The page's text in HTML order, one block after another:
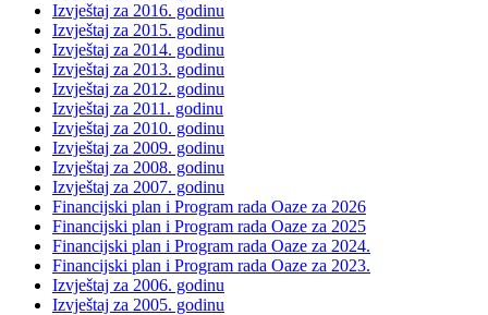
Izvještaj za 2016. godinu
Izvještaj za 2015. godinu
Izvještaj za 2014. godinu
Izvještaj za 2013. godinu
Izvještaj za 2012. godinu
Izvještaj za 2011. godinu
Izvještaj za 2010. godinu
Izvještaj za 2009. godinu
Izvještaj za 2008. godinu
Izvještaj za 2007. godinu
Financijski plan i Program rada Oaze za 2026
Financijski plan i Program rada Oaze za 2025
Financijski plan i Program rada Oaze za 2024.
Financijski plan i Program rada Oaze za 2023.
Izvještaj za 2006. godinu
Izvještaj za 2005. godinu